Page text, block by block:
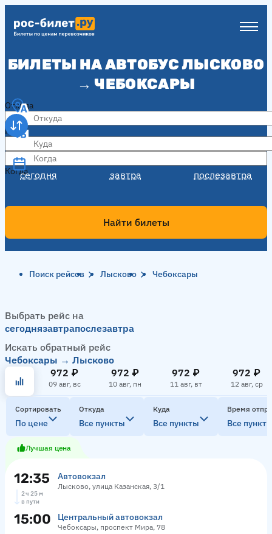
БИЛЕТЫ НА АВТОБУС ЛЫСКОВО
→ ЧЕБОКСАРЫ
Откуда
Куда
Когда
сегодня завтра послезавтра
Когда
Найти билеты
Поиск рейсов Лысково Чебоксары
Выбрать рейс на
сегоднязавтрапослезавтра
Искать обратный рейс
Чебоксары → Лысково
972 ₽
09 авг, вс
972 ₽
10 авг, пн
972 ₽
11 авг, вт
972 ₽
12 авг, ср
Сортировать
По цене
Откуда
Все пункты
Куда
Все пункты
Время
Все
Лучшая цена
12:35 Автовокзал
Лысково, улица Казанская, 3/1
2 ч 25 м
в пути
15:00 Центральный автовокзал
Чебоксары, проспект Мира, 78